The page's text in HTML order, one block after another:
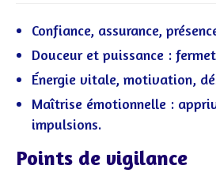
Confiance, assurance,
Douceur et puissance :
Énergie vitale, motivation,
Maîtrise émotionnelle :
impulsions.
Points de vigilance